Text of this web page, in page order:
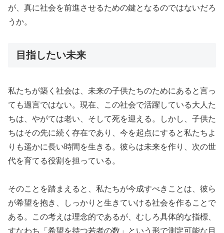
が、真に社会を前進させるための鍵となるのではないだろ
うか。
目指したい未来
私たちが築く社会は、未来の子供たちのためにあると言っ
ても過言ではない。現在、この社会で活躍している大人た
ちは、やがては老い、そして死を迎える。しかし、子供た
ちはその先に続く存在であり、今を起点にすると私たちよ
りも遥かに長い時間を生きる。彼らは未来を作り、次の世
代を育てる役割を担っている。
そのことを踏まえると、私たちが今成すべきことは、彼ら
が希望を抱き、しっかりと生きていける社会を作ることで
ある。この考えは理念的であるが、むしろ具体的な指標、
すなわち「希望を持つ若者の数」という形で測定可能な目